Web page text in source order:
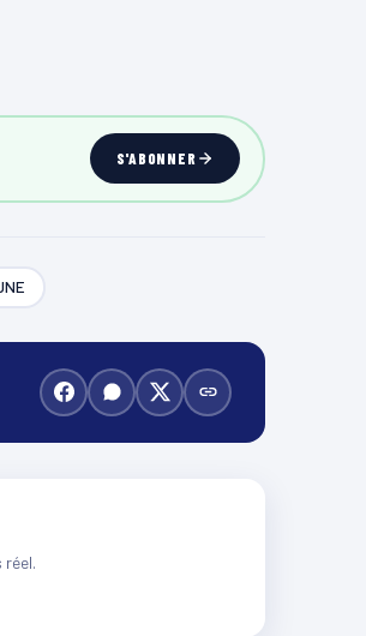
S'ABONNER